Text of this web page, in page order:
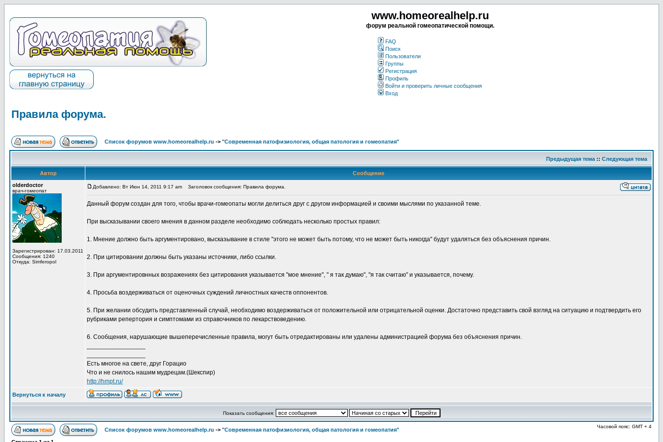
www.homeorealhelp.ru
форум реальной гомеопатической помощи.
FAQ
Поиск
Пользователи
Группы
Регистрация
Профиль
Войти и проверить личные сообщения
Вход
Правила форума.
Список форумов www.homeorealhelp.ru -> "Современная патофизиология, общая патология и гомеопатия"
Предыдущая тема :: Следующая тема
Автор
Сообщение
olderdoctor
врач-гомеопат
Зарегистрирован: 17.03.2011
Сообщения: 1240
Откуда: Simferopol
Добавлено: Вт Июн 14, 2011 9:17 am Заголовок сообщения: Правила форума.
Данный форум создан для того, чтобы врачи-гомеопаты могли делиться друг с другом информацией и своими мыслями по указанной теме.
При высказывании своего мнения в данном разделе необходимо соблюдать несколько простых правил:
1. Мнение должно быть аргументировано, высказывание в стиле "этого не может быть потому, что не может быть никогда" будут удаляться без объяснения причин.
2. При цитировании должны быть указаны источники, либо ссылки.
3. При аргументировнных возражениях без цитирования указывается "мое мнение", " я так думаю", "я так считаю" и указывается, почему.
4. Просьба воздерживаться от оценочных суждений личностных качеств оппонентов.
5. При желании обсудить представленный случай, необходимо воздерживаться от положительной или отрицательной оценки. Достаточно представить свой взгляд на ситуацию и подтвердить его
рубриками репертория и симптомами из справочников по лекарствоведению.
6. Сообщения, нарушающие вышеперечисленные правила, могут быть отредактированы или удалены администрацией форума без объяснения причин.
Есть многое на свете, друг Горацио
Что и не снилось нашим мудрецам.(Шекспир)
http://hmpt.ru/
Вернуться к началу
Показать сообщения:
Список форумов www.homeorealhelp.ru -> "Современная патофизиология, общая патология и гомеопатия"
Часовой пояс: GMT + 4